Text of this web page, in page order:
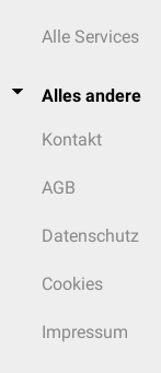
Alle Services
Alles andere
Kontakt
AGB
Datenschutz
Cookies
Impressum